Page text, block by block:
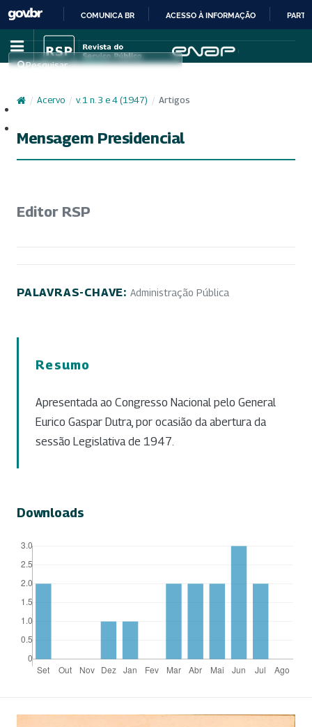
IR
PARA
CONTEÚDO
COMUNICA BR ACESSO À INFORMAÇÃO
Pesquisar
/ Acervo / v. 1 n. 3 e 4 (1947) / Artigos
Mensagem Presidencial
Editor RSP
PALAVRAS-CHAVE: Administração Pública
Resumo
Apresentada ao Congresso Nacional pelo General
Eurico Gaspar Dutra, por ocasião da abertura da
sessão Legislativa de 1947.
Downloads